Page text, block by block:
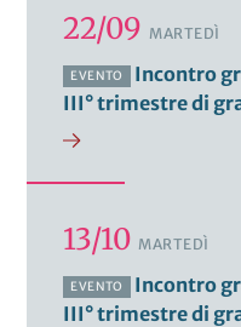
22/09 MARTEDÌ
EVENTO
Incontro
III° trimestre di
13/10 MARTEDÌ
EVENTO
Incontro
III° trimestre di